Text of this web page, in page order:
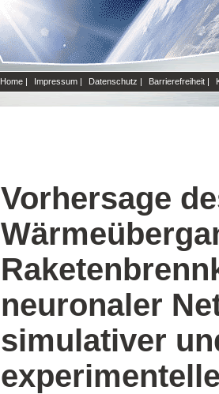
Home | Impressum | Datenschutz | Barrierefreiheit |
Vorhersage
neuronaler
simulativer